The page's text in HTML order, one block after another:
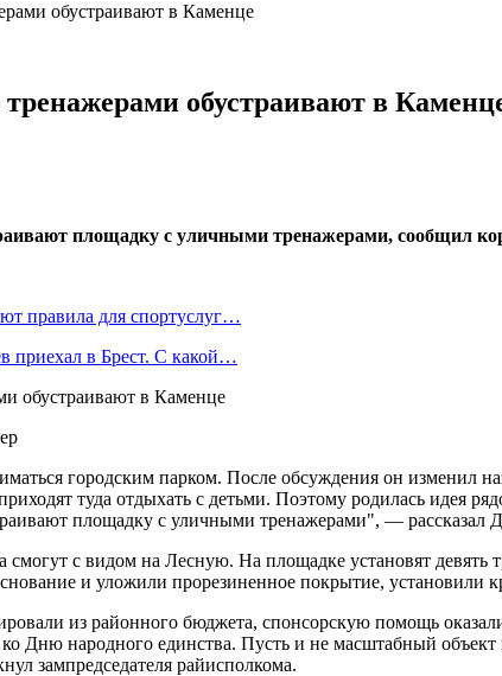
обустраивают в Каменце
обустраивают в
площадку с уличными тренажерами, сообщил
правила для спортуслуг…
приехал в Брест. С какой…
городским парком. После обсуждения он изменил
туда отдыхать с детьми. Поэтому родилась идея
площадку с уличными тренажерами", — рассказал
с видом на Лесную. На площадке установят
и уложили прорезиненное покрытие, установили
из районного бюджета, спонсорскую помощь
Дню народного единства. Пусть и не масштабный
зампредседателя райисполкома.